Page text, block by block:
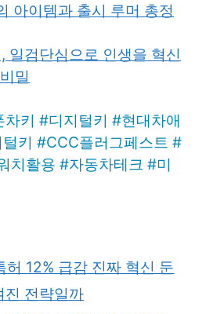
아이템과 출시 루머 총정
일검단심으로 인생을 혁신
밀
차키 #디지털키 #현대차애
키 #CCC플러그페스트 #
치활용 #자동차테크 #미
12% 급감 진짜 혁신 둔
진 전략일까